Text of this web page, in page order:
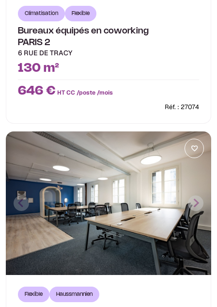
Climatisation Flexible
Bureaux équipés en coworking
PARIS 2
6 RUE DE TRACY
130 m²
646 € HT CC /poste /mois
Réf. : 27074
Flexible Haussmannien